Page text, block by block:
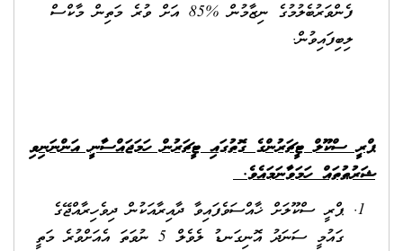
ފެންވަރުބެލުމުގެ ނިޒާމުން %85 އަށް ވުރެ މަތިން މާކްސް
ލިބިފައިވުން.
ޕްރީ ސްކޫލް ޓީޗަރުންގެ ގޮތުގައި ޓީޗަރުން ހަމަޖައްސާނީ އަންނަނިވި
ޝަރުޠުތައް ހަމަވާނަމައެވެ.
ޕްރީ ސްކޫލަށް ޚާއްސަވެފައިވާ ދާއިރާއަކުން ދިވެހިރާއްޖޭގެ
ގައުމީ ސަނަދު އޮނިގަނޑު ލެވެލް 5 ނުވަތަ އެއަށްވުރެ މަތީ